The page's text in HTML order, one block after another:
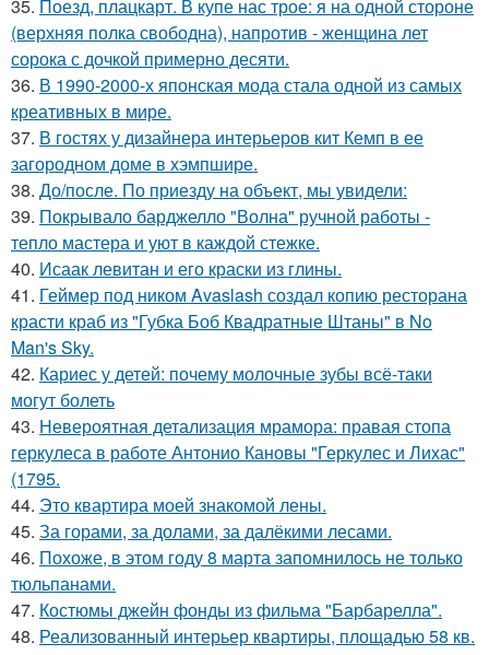
35. Поезд, плацкарт. В купе нас трое: я на одной стороне
(верхняя полка свободна), напротив - женщина лет
сорока с дочкой примерно десяти.
36. В 1990-2000-х японская мода стала одной из самых
креативных в мире.
37. В гостях у дизайнера интерьеров кит Кемп в ее
загородном доме в хэмпшире.
38. До/после. По приезду на объект, мы увидели:
39. Покрывало барджелло "Волна" ручной работы -
тепло мастера и уют в каждой стежке.
40. Исаак левитан и его краски из глины.
41. Геймер под ником Avaslash создал копию ресторана
красти краб из "Губка Боб Квадратные Штаны" в No
Man's Sky.
42. Кариес у детей: почему молочные зубы всё-таки
могут болеть
43. Невероятная детализация мрамора: правая стопа
геркулеса в работе Антонио Кановы "Геркулес и Лихас"
(1795.
44. Это квартира моей знакомой лены.
45. За горами, за долами, за далёкими лесами.
46. Похоже, в этом году 8 марта запомнилось не только
тюльпанами.
47. Костюмы джейн фонды из фильма "Барбарелла".
48. Реализованный интерьер квартиры, площадью 58 кв.